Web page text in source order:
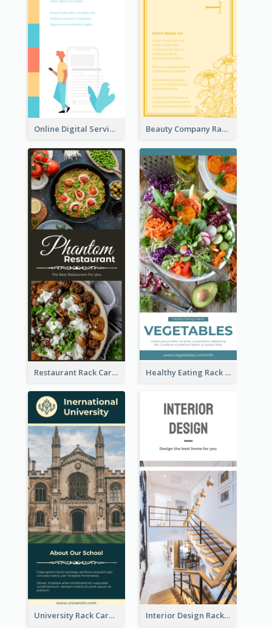
Online Digital Services Rack Card Beauty Company Rack Card
Restaurant Rack Card Healthy Eating Rack Card
University Rack Card Interior Design Rack Card